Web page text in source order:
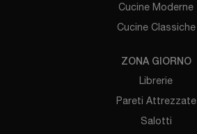
Cucine Moderne
Cucine Classiche
ZONA GIORNO
Librerie
Pareti Attrezzate
Salotti